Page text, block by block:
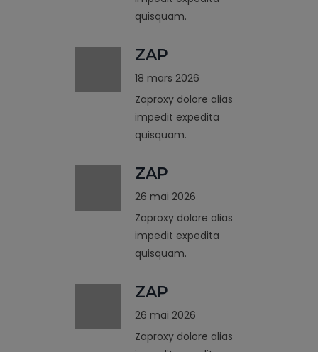
quisquam.
ZAP
18 mars 2026
Zaproxy dolore alias
impedit expedita
quisquam.
ZAP
26 mai 2026
Zaproxy dolore alias
impedit expedita
quisquam.
ZAP
26 mai 2026
Zaproxy dolore alias